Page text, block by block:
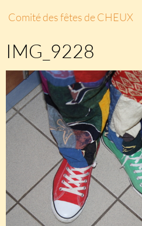
Comité des fêtes de CHEUX
IMG_9228